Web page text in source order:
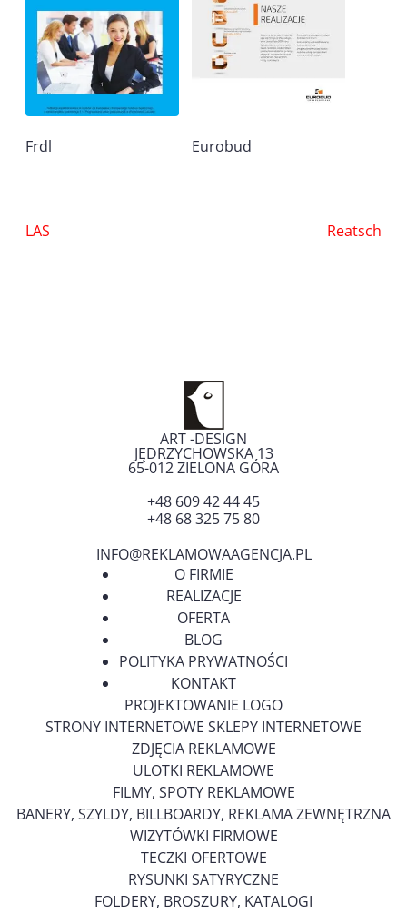
Frdl Eurobud
Nawigacja
LAS Reatsch
ART -DESIGN
JĘDRZYCHOWSKA 13
65-012ZIELONA GÓRA
+48 609 42 44 45
+48 68 325 75 80
INFO@REKLAMOWAAGENCJA.PL
O FIRMIE
REALIZACJE
OFERTA
BLOG
POLITYKA PRYWATNOŚCI
KONTAKT
PROJEKTOWANIE LOGO
STRONY INTERNETOWE SKLEPY INTERNETOWE
ZDJĘCIA REKLAMOWE
ULOTKI REKLAMOWE
FILMY, SPOTY REKLAMOWE
BANERY, SZYLDY, BILLBOARDY, REKLAMA ZEWNĘTRZNA
WIZYTÓWKI FIRMOWE
TECZKI OFERTOWE
RYSUNKI SATYRYCZNE
FOLDERY, BROSZURY, KATALOGI